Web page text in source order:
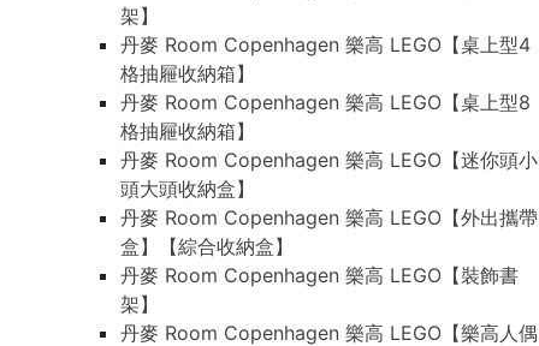
架】
丹麥 Room Copenhagen 樂高 LEGO【桌上型4
格抽屜收納箱】
丹麥 Room Copenhagen 樂高 LEGO【桌上型8
格抽屜收納箱】
丹麥 Room Copenhagen 樂高 LEGO【迷你頭小
頭大頭收納盒】
丹麥 Room Copenhagen 樂高 LEGO【外出攜帶
盒】【綜合收納盒】
丹麥 Room Copenhagen 樂高 LEGO【裝飾書
架】
丹麥 Room Copenhagen 樂高 LEGO【樂高人偶